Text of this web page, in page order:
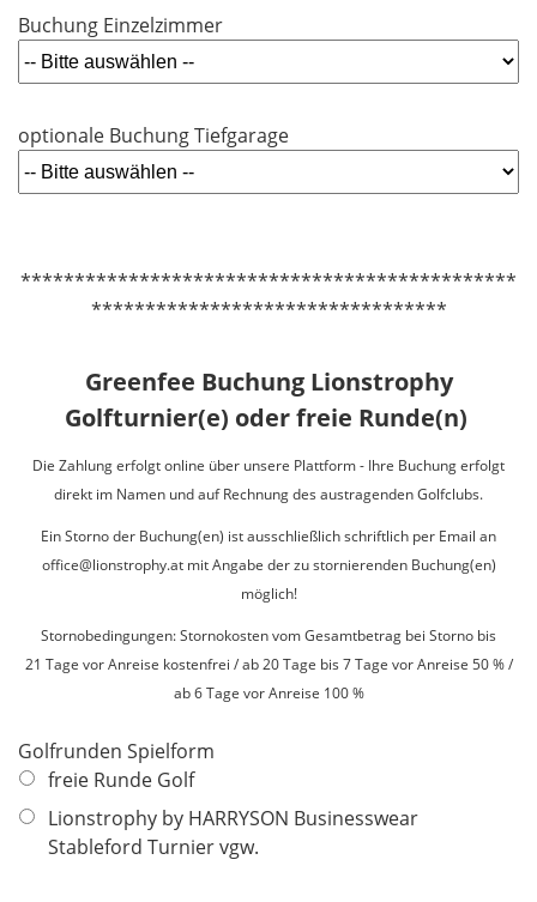
Buchung Einzelzimmer
optionale Buchung Tiefgarage
**********************************************
*********************************
Greenfee Buchung Lionstrophy
Golfturnier(e) oder freie Runde(n)
Die Zahlung erfolgt online über unsere Plattform - Ihre Buchung erfolgt
direkt im Namen und auf Rechnung des austragenden Golfclubs.
Ein Storno der Buchung(en) ist ausschließlich schriftlich per Email an
office@lionstrophy.at mit Angabe der zu stornierenden Buchung(en)
möglich!
Stornobedingungen: Stornokosten vom Gesamtbetrag bei Storno bis
21 Tage vor Anreise kostenfrei / ab 20 Tage bis 7 Tage vor Anreise 50 % /
ab 6 Tage vor Anreise 100 %
Golfrunden Spielform
freie Runde Golf
Lionstrophy by HARRYSON Businesswear
Stableford Turnier vgw.